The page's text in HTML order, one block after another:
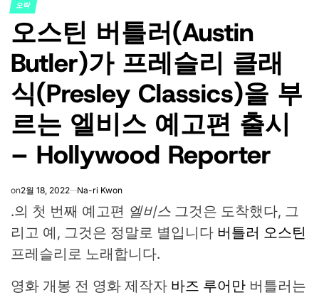
POSTED
IN
오락
오스틴 버틀러(Austin
Butler)가 프레슬리 클래
식(Presley Classics)을 부
르는 엘비스 예고편 출시
– Hollywood Reporter
on2월 18, 2022 Na-ri Kwon
.의 첫 번째 예고편 엘비스 그것은 도착했다, 그
리고 예, 그것은 정말로 별입니다 버틀러 오스틴
프레슬리로 노래합니다.
영화 개봉 전 영화 제작자 바즈 루어만 버틀러는